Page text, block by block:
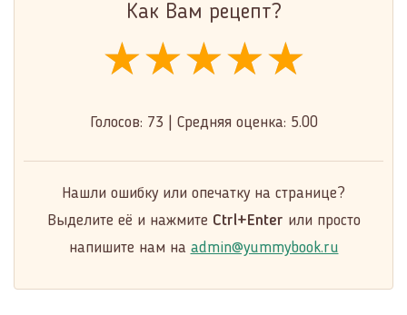
Как Вам рецепт?
★★★★★
★★★★★
★★★★★
Голосов: 73 Средняя оценка: 5.00
Нашли ошибку или опечатку на странице?
Выделите её и нажмите Ctrl+Enter или просто
напишите нам на admin@yummybook.ru